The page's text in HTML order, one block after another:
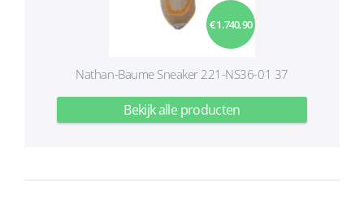
€ 1.740,90
Nathan-Baume Sneaker 221-NS36-01 37
Bekijk alle producten